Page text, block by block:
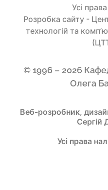
Усi
Розробка сайту -
технологій та
© 1996 – 2026
Олега
Веб-розробник,
Сергій
Усі права